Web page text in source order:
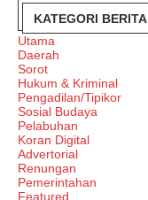
KATEGORI BERITA
Utama
Daerah
Sorot
Hukum & Kriminal
Pengadilan/Tipikor
Sosial Budaya
Pelabuhan
Koran Digital
Advertorial
Renungan
Pemerintahan
Featured